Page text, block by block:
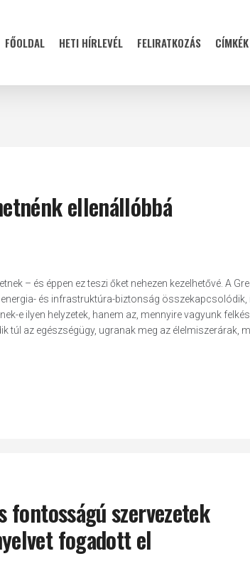
FŐOLDAL HETI HÍRLEVÉL FELIRATKOZÁS CÍMKÉK
ellenállóbbá
– és éppen ez teszi őket nehezen kezelhetővé. A
és infrastruktúra-biztonság összekapcsolódik,
e ilyen helyzetek, hanem az, mennyire vagyunk
az egészségügy, ugranak meg az élelmiszerárak,
fontosságú szervezetek
fogadott el